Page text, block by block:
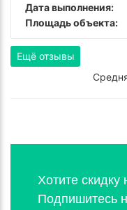
Дата выполнения:
Площадь объекта:
Ещё отзывы
Хотите скидку
Подпишитесь